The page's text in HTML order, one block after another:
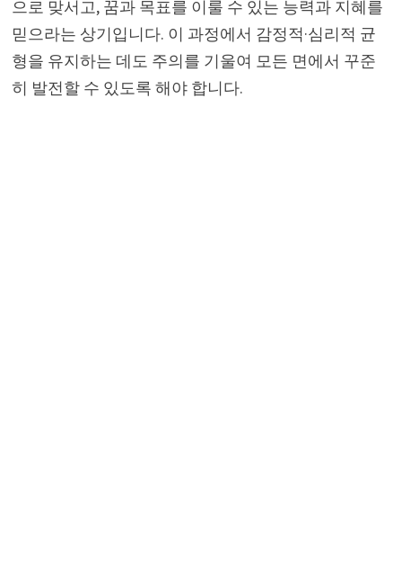
으로 맞서고, 꿈과 목표를 이룰 수 있는 능력과 지혜를
믿으라는 상기입니다. 이 과정에서 감정적·심리적 균
형을 유지하는 데도 주의를 기울여 모든 면에서 꾸준
히 발전할 수 있도록 해야 합니다.